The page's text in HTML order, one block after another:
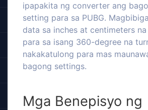
ipapakita ng converter ang
setting para sa PUBG.
data sa inches at centimeters
para sa isang 360-degree na
nakakatulong para mas
bagong settings.
Mga Benepisyo ng